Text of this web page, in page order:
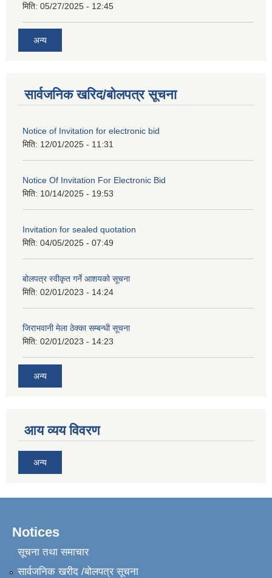
मिति: 05/27/2025 - 12:45
अन्य
सार्वजनिक खरिद/बोलपत्र सूचना
Notice of Invitation for electronic bid
मिति: 12/01/2025 - 11:31
Notice Of Invitation For Electronic Bid
मिति: 10/14/2025 - 19:53
Invitation for sealed quotation
मिति: 04/05/2025 - 07:49
बोलपत्र स्वीकृत गर्ने आशयको सूचना
मिति: 02/01/2023 - 14:24
जिराभवानी मेला ठेक्का सम्बन्धी सूचना
मिति: 02/01/2023 - 14:23
अन्य
आय व्यय विवरण
अन्य
Notices
सूचना तथा समाचार
सार्वजनिक खरीद /बोलपत्र सूचना